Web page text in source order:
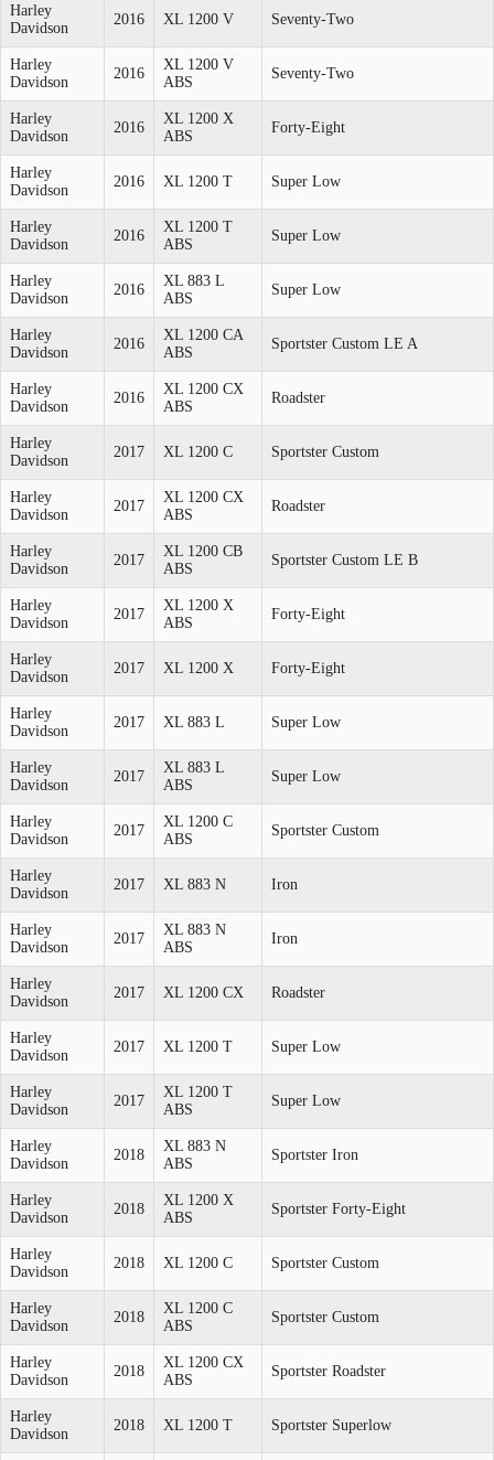
Harley
Davidson
2016 XL 1200 V Seventy-Two
Harley
Davidson
2016
XL 1200 V
ABS
Seventy-Two
Harley
Davidson
2016
XL 1200 X
ABS
Forty-Eight
Harley
Davidson
2016 XL 1200 T Super Low
Harley
Davidson
2016
XL 1200 T
ABS
Super Low
Harley
Davidson
2016
XL 883 L
ABS
Super Low
Harley
Davidson
2016
XL 1200 CA
ABS
Sportster Custom LE A
Harley
Davidson
2016
XL 1200 CX
ABS
Roadster
Harley
Davidson
2017 XL 1200 C Sportster Custom
Harley
Davidson
2017
XL 1200 CX
ABS
Roadster
Harley
Davidson
2017
XL 1200 CB
ABS
Sportster Custom LE B
Harley
Davidson
2017
XL 1200 X
ABS
Forty-Eight
Harley
Davidson
2017 XL 1200 X Forty-Eight
Harley
Davidson
2017 XL 883 L Super Low
Harley
Davidson
2017
XL 883 L
ABS
Super Low
Harley
Davidson
2017
XL 1200 C
ABS
Sportster Custom
Harley
Davidson
2017 XL 883 N Iron
Harley
Davidson
2017
XL 883 N
ABS
Iron
Harley
Davidson
2017 XL 1200 CX Roadster
Harley
Davidson
2017 XL 1200 T Super Low
Harley
Davidson
2017
XL 1200 T
ABS
Super Low
Harley
Davidson
2018
XL 883 N
ABS
Sportster Iron
Harley
Davidson
2018
XL 1200 X
ABS
Sportster Forty-Eight
Harley
Davidson
2018 XL 1200 C Sportster Custom
Harley
Davidson
2018
XL 1200 C
ABS
Sportster Custom
Harley
Davidson
2018
XL 1200 CX
ABS
Sportster Roadster
Harley
Davidson
2018 XL 1200 T Sportster Superlow